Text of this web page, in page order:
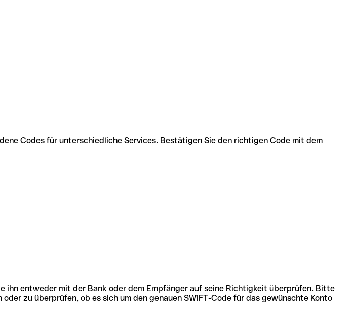
Codes für unterschiedliche Services. Bestätigen Sie den richtigen Code mit dem
ihn entweder mit der Bank oder dem Empfänger auf seine Richtigkeit überprüfen. Bitte
zu überprüfen, ob es sich um den genauen SWIFT-Code für das gewünschte Konto